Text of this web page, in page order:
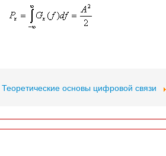
Теоретические основы цифровой связи